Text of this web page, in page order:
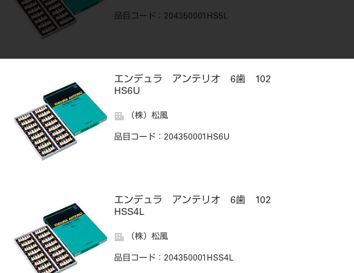
品目コード ：204350001HS5L
エンデュラ アンテリオ 6歯 102
HS6U
（株）松風
品目コード ：204350001HS6U
エンデュラ アンテリオ 6歯 102
HSS4L
（株）松風
品目コード ：204350001HSS4L